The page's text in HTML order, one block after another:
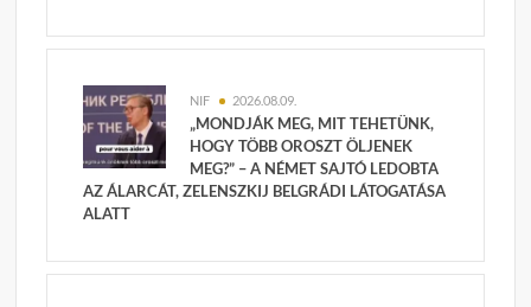
NIF 2026.08.09.
„MONDJÁK MEG, MIT TEHETÜNK,
HOGY TÖBB OROSZT ÖLJENEK
MEG?” – A NÉMET SAJTÓ LEDOBTA
AZ ÁLARCÁT, ZELENSZKIJ BELGRÁDI LÁTOGATÁSA
ALATT